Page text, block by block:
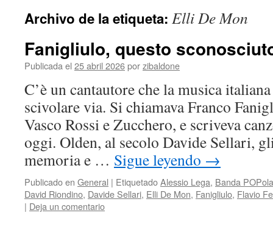
Archivo de la etiqueta: Elli De Mon
Fanigliulo, questo
Publicada el 25 abril 2026porzibaldone
C’è un cantautore che la musica
scivolare via. Si chiamava Franco
Vasco Rossi e Zucchero, e scriveva
oggi. Olden, al secolo Davide Sellari,
memoria e … Sigue leyendo →
Publicado en General | EtiquetadoAlessio Lega, Banda
David Riondino, Davide Sellari, Elli De Mon, Fanigliulo, Flavio
| Deja un comentario